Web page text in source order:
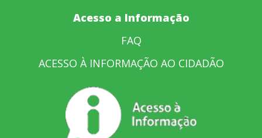
Acesso a Informação
FAQ
ACESSO À INFORMAÇÃO AO CIDADÃO